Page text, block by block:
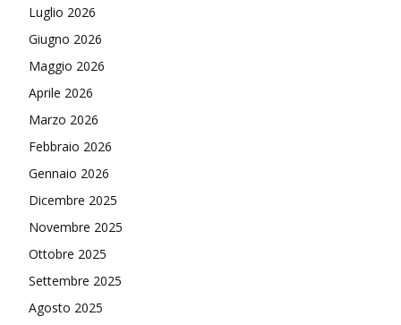
Luglio 2026
Giugno 2026
Maggio 2026
Aprile 2026
Marzo 2026
Febbraio 2026
Gennaio 2026
Dicembre 2025
Novembre 2025
Ottobre 2025
Settembre 2025
Agosto 2025